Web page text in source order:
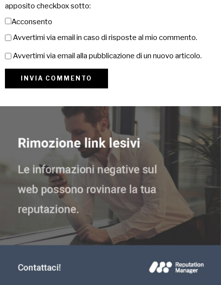
apposito checkbox sotto:
Acconsento
Avvertimi via email in caso di risposte al mio commento.
Avvertimi via email alla pubblicazione di un nuovo articolo.